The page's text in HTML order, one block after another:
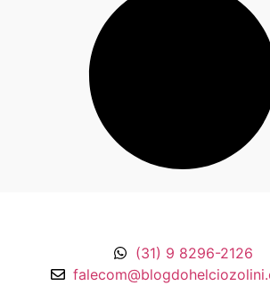
(31) 9 8296-2126